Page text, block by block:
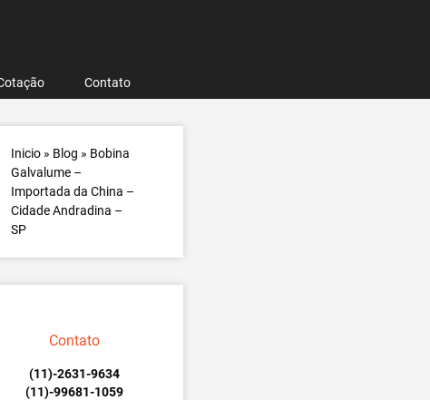
Contato
Inicio » Blog » Bobina
Galvalume –
Importada da China –
Cidade Andradina –
SP
Contato
(11)-2631-9634
(11)-99681-1059